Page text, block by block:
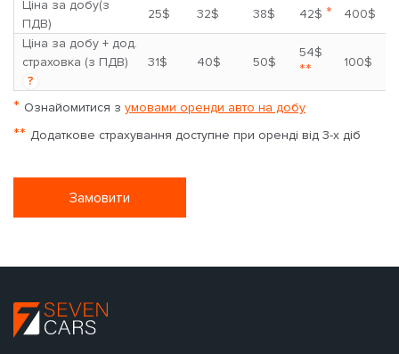
Ціна за добу(з
ПДВ)
25$ 32$ 38$ 42$ *
400$
Ціна за добу + дод.
страховка (з ПДВ)
?
31$ 40$ 50$
54$
** 100$
* Ознайомитися з умовами оренди авто на добу
** Додаткове страхування доступне при оренді від 3-х діб
Замовити